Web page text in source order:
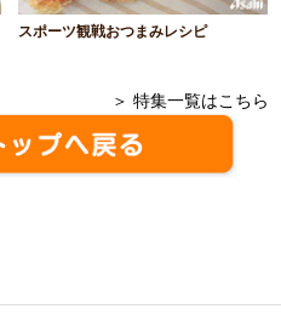
スポーツ観戦おつまみレシピ
＞ 特集一覧はこちら